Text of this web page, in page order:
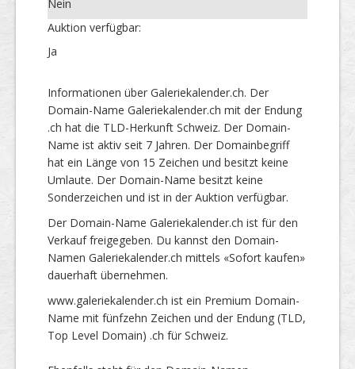
Nein
Auktion verfügbar:
Ja
Informationen über Galeriekalender.ch. Der
Domain-Name Galeriekalender.ch mit der Endung
.ch hat die TLD-Herkunft Schweiz. Der Domain-
Name ist aktiv seit 7 Jahren. Der Domainbegriff
hat ein Länge von 15 Zeichen und besitzt keine
Umlaute. Der Domain-Name besitzt keine
Sonderzeichen und ist in der Auktion verfügbar.
Der Domain-Name Galeriekalender.ch ist für den
Verkauf freigegeben. Du kannst den Domain-
Namen Galeriekalender.ch mittels «Sofort kaufen»
dauerhaft übernehmen.
www.galeriekalender.ch ist ein Premium Domain-
Name mit fünfzehn Zeichen und der Endung (TLD,
Top Level Domain) .ch für Schweiz.